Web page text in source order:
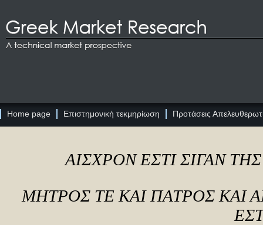
Home page Επιστημονική τεκμηρίωση Προτάσεις
ΑΙΣΧΡΟΝ ΕΣΤΙ ΣΙΓΑΝ
ΜΗΤΡΟΣ ΤΕ ΚΑΙ ΠΑΤΡΟΣ ΚΑΙ